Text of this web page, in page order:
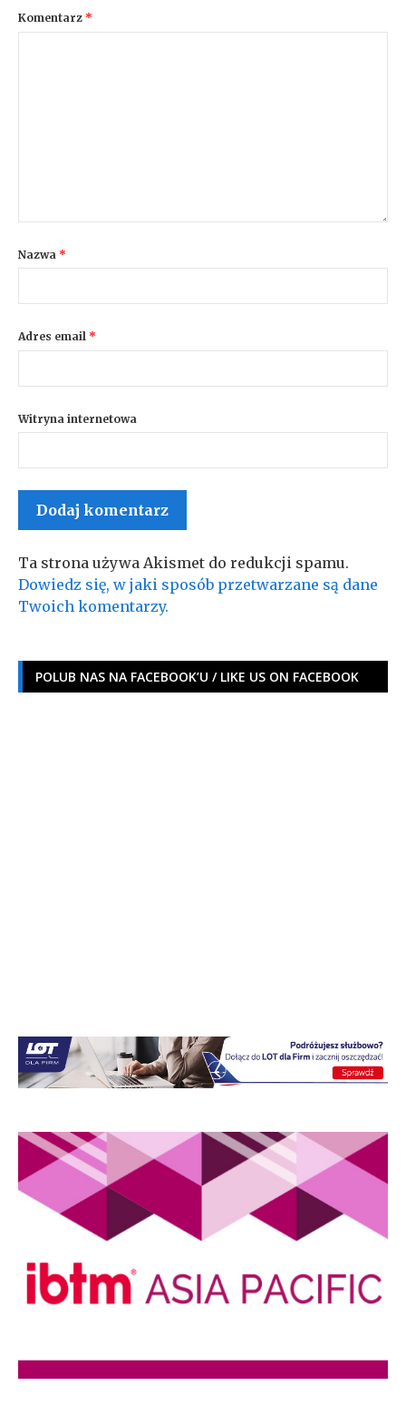
Komentarz *
Nazwa *
Adres email *
Witryna internetowa
Ta strona używa Akismet do redukcji spamu.
Dowiedz się, w jaki sposób przetwarzane są dane
Twoich komentarzy.
POLUB NAS NA FACEBOOK’U / LIKE US ON FACEBOOK